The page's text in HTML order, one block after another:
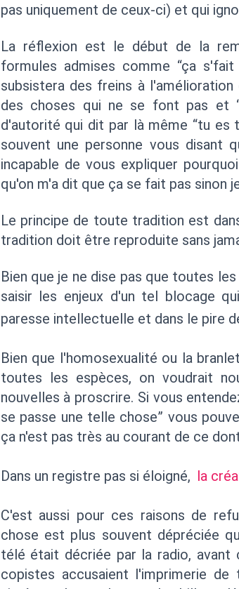
pas uniquement de ceux-ci) et qui
La réflexion est le début de la
formules admises comme “ça
subsistera des freins à
des choses qui ne se font pas et
d'autorité qui dit par là même “tu es
souvent une personne vous disant
incapable de vous expliquer
qu'on m'a dit que ça se fait pas sinon
Le principe de toute tradition est
tradition doit être reproduite sans
Bien que je ne dise pas que toutes
saisir les enjeux d'un tel blocage
paresse intellectuelle et dans le pire
Bien que l'homosexualité ou la
toutes les espèces, on voudrait
nouvelles à proscrire. Si vous
se passe une telle chose” vous
ça n'est pas très au courant de ce
Dans un registre pas si éloigné, la
C'est aussi pour ces raisons de
chose est plus souvent dépréciée
télé était décriée par la radio,
copistes accusaient l'imprimerie